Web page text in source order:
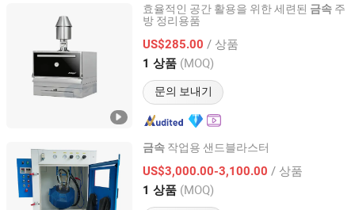
효율적인 공간 활용을 위한 세련된 금속 주
방 정리용품
US$285.00 / 상품
1 상품 (MOQ)
문의 보내기
Zhuhai Shengwo Machinery Technology Co., Ltd.
Guangdong, China 이후 2023
금속 작업용 샌드블라스터
US$3,000.00-3,100.00 / 상품
1 상품 (MOQ)
Hangzhou Kafan Machinery & Equipment Co., Ltd.
Zhejiang, China 이후 2009